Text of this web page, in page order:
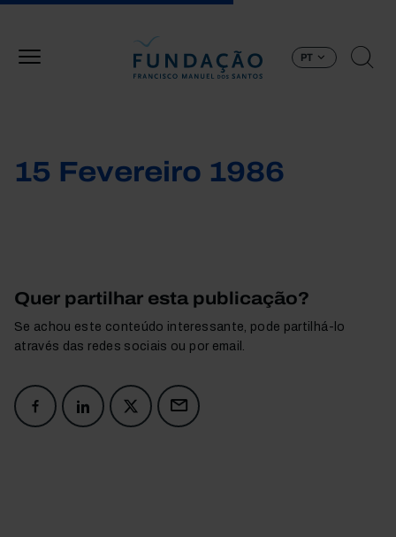
PT
15 Fevereiro 1986
Quer partilhar esta publicação?
Se achou este conteúdo interessante, pode partilhá-lo
através das redes sociais ou por email.